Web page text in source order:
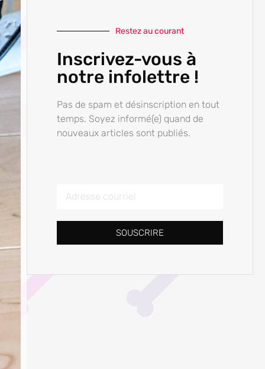
Restez au courant
Inscrivez-vous à
notre infolettre !
Pas de spam et désinscription en tout
temps. Soyez informé(e) quand de
nouveaux articles sont publiés.
SOUSCRIRE